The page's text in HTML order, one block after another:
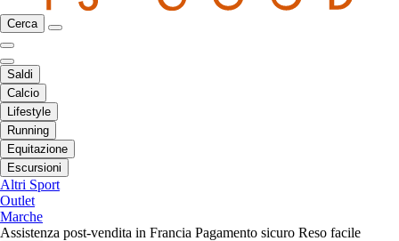
Cerca
Saldi
Calcio
Lifestyle
Running
Equitazione
Escursioni
Altri Sport
Outlet
Marche
Assistenza post-vendita in Francia Pagamento sicuro Reso facile